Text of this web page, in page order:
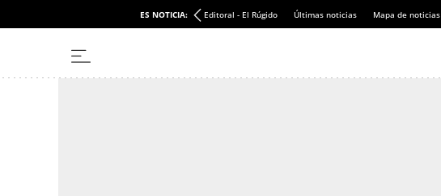
ES NOTICIA: Editoral - El Rúgido Últimas noticias Mapa de noticias